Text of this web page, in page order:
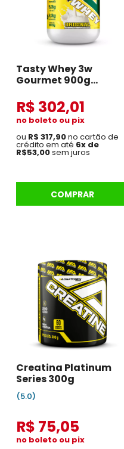
Tasty Whey 3w
Gourmet 900g
R$ 302,01
no boleto ou pix
ou R$ 317,90no cartão de
crédito em até 6x de
R$53,00sem juros
COMPRAR
Creatina Platinum
Series 300g
(5.0)
R$ 75,05
no boleto ou pix